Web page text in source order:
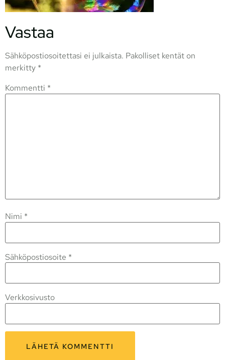
Vastaa
Sähköpostiosoitettasi ei julkaista. Pakolliset kentät on
merkitty *
Kommentti *
Nimi *
Sähköpostiosoite *
Verkkosivusto